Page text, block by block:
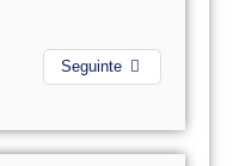
Seguinte